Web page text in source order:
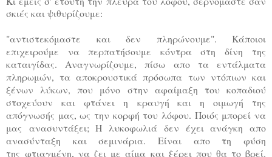
σκιές και ψιθυρίζουμε:
"αντιστεκόμαστε και δεν πληρώνουμε". Κάποιοι
επιχειρούμε να περπατήσουμε κόντρα στη δίνη της
καταιγίδας. Αναγνωρίζουμε, πίσω απο τα εντάλματα
πληρωμών, τα αποκρουστικά πρόσωπα των ντόπιων και
ξένων λύκων, που μόνο στην αφαίμαξη του κοπαδιού
στοχεύουν και φτάνει η κραυγή και η οιμωγή της
απόγνωσής μας, ως την κορφή του λόφου. Ποιός μπορεί να
μας ανασυντάξει; Η λυκοφωλιά δεν έχει ανάγκη απο
ανασύνταξη και σεμινάρια. Είναι απο τη φύση
τηςφτιαγμένη, να ζει με αίμα και ξέρει που θα το βρεί.